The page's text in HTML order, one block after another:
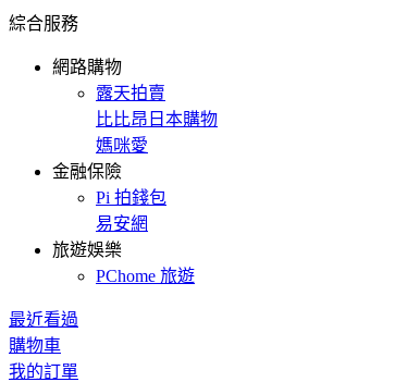
綜合服務
網路購物
露天拍賣
比比昂日本購物
媽咪愛
金融保險
Pi 拍錢包
易安網
旅遊娛樂
PChome 旅遊
最近看過
購物車
我的訂單